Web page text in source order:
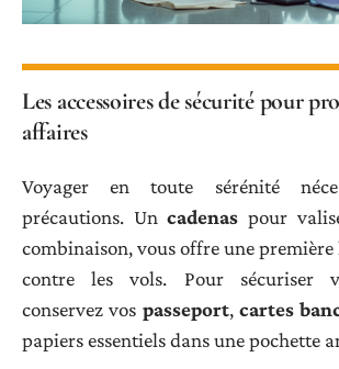
Les accessoires de sécurité pour
affaires
Voyager en toute sérénité
précautions. Uncadenas pour
combinaison, vous offre une première
contre les vols. Pour sécuriser
conservez vos passeport,cartes
papiers essentiels dans une pochette